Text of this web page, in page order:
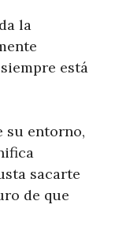
la
está
su entorno,
sacarte
de que